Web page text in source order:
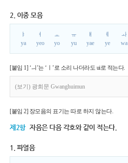
2. 이중 모음
ㅑ
ya
ㅕ
yeo
ㅛ
yo
ㅠ
yu
ㅒ
yae
ㅖ
ye
ㅘ
wa
[붙임 1] ‘ㅢ’는 ‘ㅣ’로 소리 나더라도 ui로 적는다.
(보기) 광희문 Gwanghuimun
[붙임 2] 장모음의 표기는 따로 하지 않는다.
제2항 자음은 다음 각호와 같이 적는다.
1. 파열음